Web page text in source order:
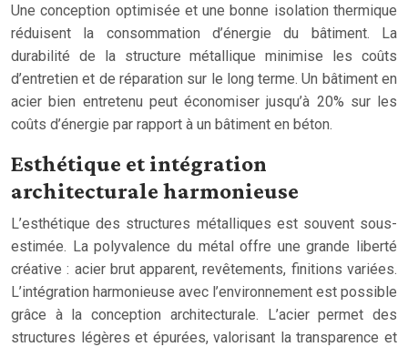
Une conception optimisée et une bonne isolation thermique
réduisent la consommation d’énergie du bâtiment. La
durabilité de la structure métallique minimise les coûts
d’entretien et de réparation sur le long terme. Un bâtiment en
acier bien entretenu peut économiser jusqu’à 20% sur les
coûts d’énergie par rapport à un bâtiment en béton.
Esthétique et intégration
architecturale harmonieuse
L’esthétique des structures métalliques est souvent sous-
estimée. La polyvalence du métal offre une grande liberté
créative : acier brut apparent, revêtements, finitions variées.
L’intégration harmonieuse avec l’environnement est possible
grâce à la conception architecturale. L’acier permet des
structures légères et épurées, valorisant la transparence et